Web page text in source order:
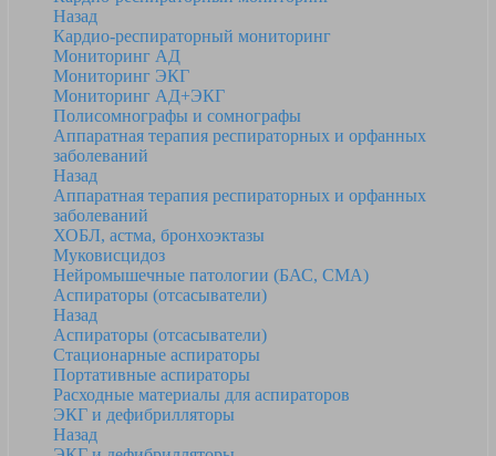
Назад
Кардио-респираторный мониторинг
Мониторинг АД
Мониторинг ЭКГ
Мониторинг АД+ЭКГ
Полисомнографы и сомнографы
Аппаратная терапия респираторных и орфанных
заболеваний
Назад
Аппаратная терапия респираторных и орфанных
заболеваний
ХОБЛ, астма, бронхоэктазы
Муковисцидоз
Нейромышечные патологии (БАС, СМА)
Аспираторы (отсасыватели)
Назад
Аспираторы (отсасыватели)
Стационарные аспираторы
Портативные аспираторы
Расходные материалы для аспираторов
ЭКГ и дефибрилляторы
Назад